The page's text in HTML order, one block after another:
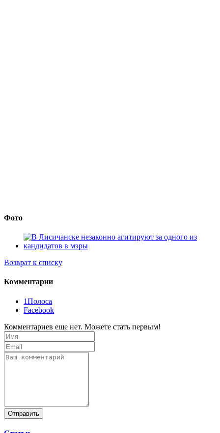
Фото
Возврат к списку
Комментарии
1Полоса
Facebook
Комментариев еще нет. Можете стать первым!
Отправить